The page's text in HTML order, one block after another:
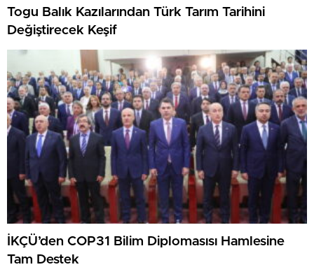
Togu Balık Kazılarından Türk Tarım Tarihini
Değiştirecek Keşif
İKÇÜ’den COP31 Bilim Diplomasısı Hamlesine
Tam Destek